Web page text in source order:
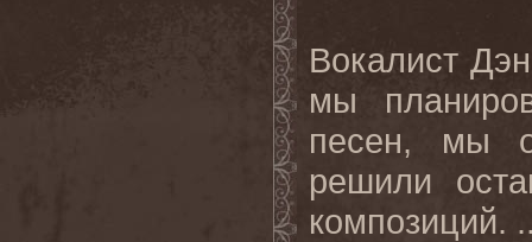
Вокалист
мы
песен, мы
решили
композиций.